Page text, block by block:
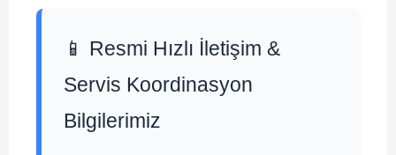
📱 Resmi Hızlı İletişim &
Servis Koordinasyon
Bilgilerimiz